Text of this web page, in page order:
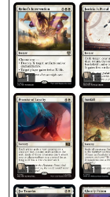
1 1
1 1